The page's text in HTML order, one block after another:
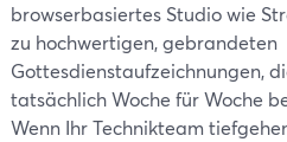
browserbasiertes Studio wie
zu hochwertigen, gebrandeten
Gottesdienstaufzeichnungen,
tatsächlich Woche für Woche
Wenn Ihr Technikteam